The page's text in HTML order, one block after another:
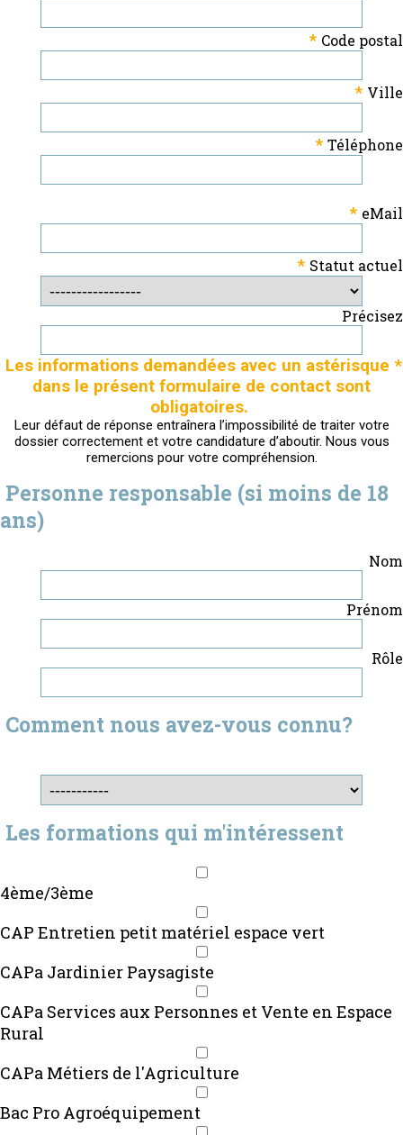
* Code postal
* Ville
* Téléphone
* eMail
* Statut actuel
Précisez
Les informations demandées avec un astérisque *
dans le présent formulaire de contact sont
obligatoires.
Leur défaut de réponse entraînera l’impossibilité de traiter votre
dossier correctement et votre candidature d’aboutir. Nous vous
remercions pour votre compréhension.
Personne responsable (si moins de 18
ans)
Nom
Prénom
Rôle
Comment nous avez-vous connu?
Les formations qui m'intéressent
4ème/3ème
CAP Entretien petit matériel espace vert
CAPa Jardinier Paysagiste
CAPa Services aux Personnes et Vente en Espace
Rural
CAPa Métiers de l'Agriculture
Bac Pro Agroéquipement